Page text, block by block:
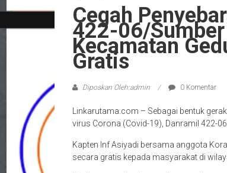
Cegah
422-06/
Kecamatan
Gratis
Diposkan Oleh:admin 0 Komentar
Linkarutama.com – Sebagai bentuk
virus Corona (Covid-19), Danramil 422-
Kapten Inf Asiyadi bersama anggota
secara gratis kepada masyarakat di